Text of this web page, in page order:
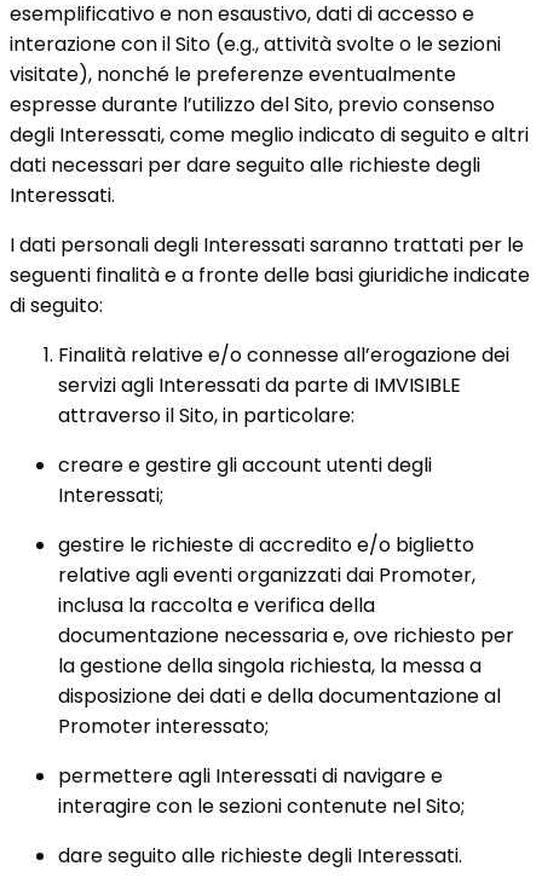
esemplificativo e non esaustivo, dati di accesso e
interazione con il Sito (e.g., attività svolte o le sezioni
visitate), nonché le preferenze eventualmente
espresse durante l’utilizzo del Sito, previo consenso
degli Interessati, come meglio indicato di seguito e altri
dati necessari per dare seguito alle richieste degli
Interessati.
I dati personali degli Interessati saranno trattati per le
seguenti finalità e a fronte delle basi giuridiche indicate
di seguito:
Finalità relative e/o connesse all’erogazione dei
servizi agli Interessati da parte di IMVISIBLE
attraverso il Sito, in particolare:
creare e gestire gli account utenti degli
Interessati;
gestire le richieste di accredito e/o biglietto
relative agli eventi organizzati dai Promoter,
inclusa la raccolta e verifica della
documentazione necessaria e, ove richiesto per
la gestione della singola richiesta, la messa a
disposizione dei dati e della documentazione al
Promoter interessato;
permettere agli Interessati di navigare e
interagire con le sezioni contenute nel Sito;
dare seguito alle richieste degli Interessati.